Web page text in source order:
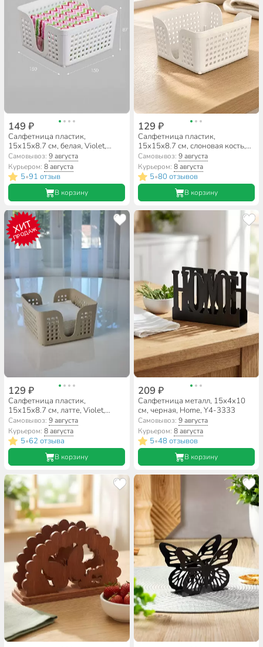
149 ₽
Салфетница пластик,
15х15х8.7 см, белая, Violet,
Лофт, квадратная, 650006
Самовывоз:9 августа
Курьером:8 августа
5•91 отзыв
В корзину
129 ₽
Салфетница пластик,
15х15х8.7 см, слоновая кость,
Violet, Лофт, квадратная,
650026
Самовывоз: 9 августа
Курьером: 8 августа
5•80 отзывов
В корзину
ХИТ
ПРОДАЖ
129 ₽
Салфетница пластик,
15х15х8.7 см, латте, Violet,
Лофт, квадратная, 650020
Самовывоз:9 августа
Курьером:8 августа
5•62 отзыва
В корзину
209 ₽
Салфетница металл, 15х4х10
см, черная, Home, Y4-3333
Самовывоз: 9 августа
Курьером: 8 августа
5•48 отзывов
В корзину